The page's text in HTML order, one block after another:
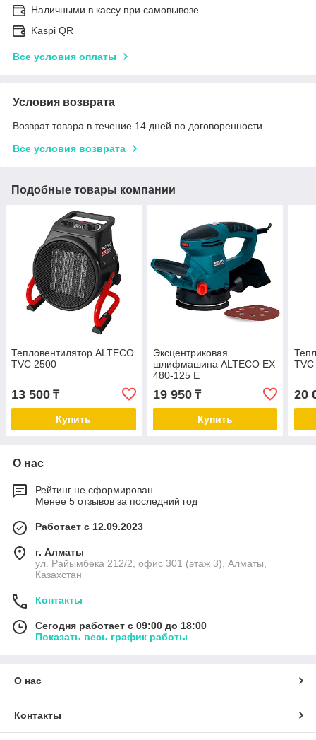
Наличными в кассу при самовывозе
Kaspi QR
Все условия оплаты
Условия возврата
Возврат товара в течение 14 дней по договоренности
Все условия возврата
Подобные товары компании
Тепловентилятор ALTECO
TVC 2500
13 500 ₸
Купить
Эксцентриковая
шлифмашина ALTECO EX
480-125 E
19 950₸
Купить
20
О нас
Рейтинг не сформирован
Менее 5 отзывов за последний год
Работает с 12.09.2023
г. Алматы
ул. Райымбека 212/2, офис 301 (этаж 3), Алматы,
Казахстан
Контакты
Сегодня работает с 09:00 до 18:00
Показать весь график работы
О нас
Контакты